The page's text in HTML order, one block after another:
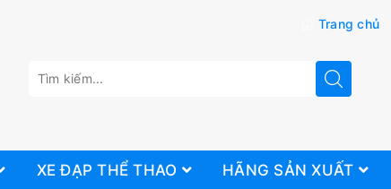
Trang chủ
XE ĐẠP THỂ THAO HÃNG SẢN XUẤT